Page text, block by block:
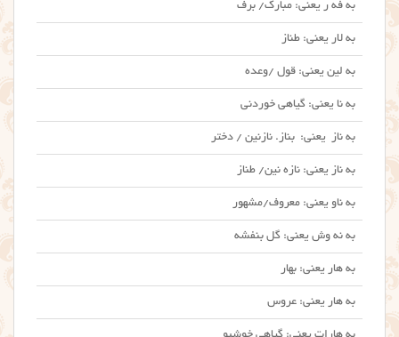
به فه ر یعنی: مبارک/ برف
به لار یعنی: طناز
به لین یعنی: قول /وعده
به نا یعنی: گیاهی خوردنی
به ناز یعنی: بناز. نازنین / دختر
به ناز یعنی: نازه نین/ طناز
به ناو یعنی: معروف/مشهور
به نه وش یعنی: گل بنفشه
به هار یعنی: بهار
به هار یعنی: عروس